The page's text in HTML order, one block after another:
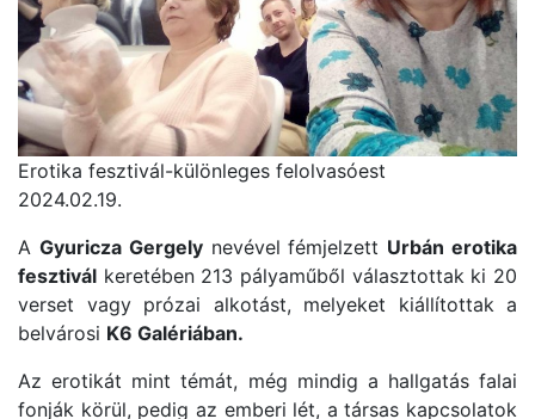
Erotika fesztivál-különleges felolvasóest
2024.02.19.
A Gyuricza Gergelynevével fémjelzett Urbán erotika
fesztivál keretében 213 pályaműből választottak ki 20
verset vagy prózai alkotást, melyeket kiállítottak a
belvárosi K6 Galériában.
Az erotikát mint témát, még mindig a hallgatás falai
fonják körül, pedig az emberi lét, a társas kapcsolatok